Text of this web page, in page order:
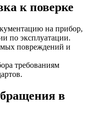
к поверке
на прибор,
по эксплуатации.
повреждений и
требованиям
в